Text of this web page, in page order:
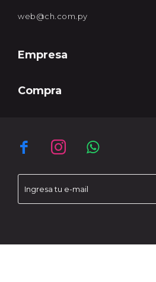
  
web@ch.com.py
Empresa
Compra